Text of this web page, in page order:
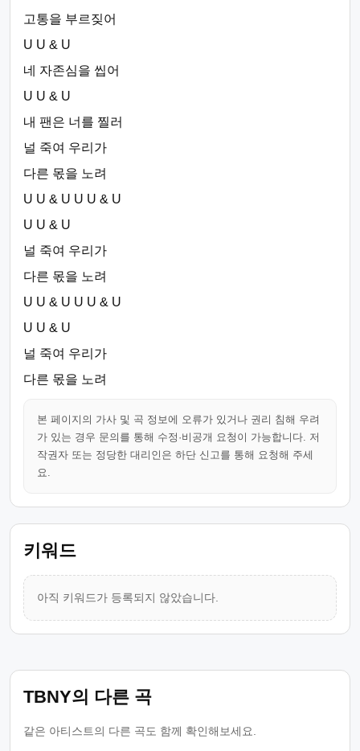
고통을 부르짖어
U U & U
네 자존심을 씹어
U U & U
내 팬은 너를 찔러
널 죽여 우리가
다른 몫을 노려
U U & U U U & U
U U & U
널 죽여 우리가
다른 몫을 노려
U U & U U U & U
U U & U
널 죽여 우리가
다른 몫을 노려
본 페이지의 가사 및 곡 정보에 오류가 있거나 권리 침해 우려
가 있는 경우 문의를 통해 수정·비공개 요청이 가능합니다. 저
작권자 또는 정당한 대리인은 하단 신고를 통해 요청해 주세
요.
키워드
아직 키워드가 등록되지 않았습니다.
TBNY의 다른 곡
같은 아티스트의 다른 곡도 함께 확인해보세요.